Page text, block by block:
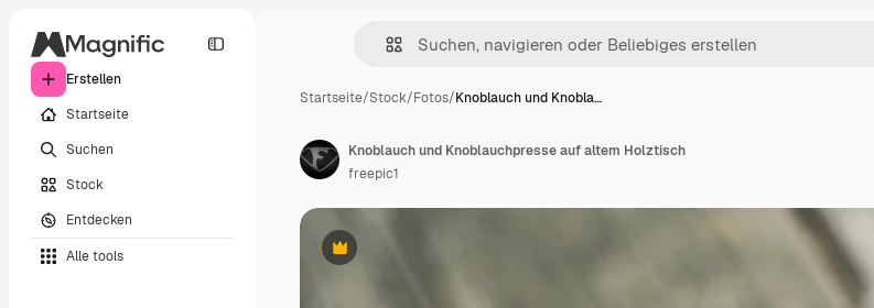
Erstellen
Startseite
Suchen
Stock
Entdecken
Alle tools
Startseite/Stock/Fotos/Knoblauch und Knobla…
Premium
Knoblauch und Knoblauchpresse auf altem Holztisch
freepic1